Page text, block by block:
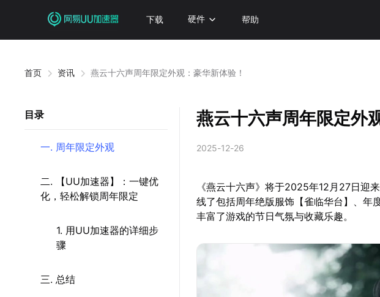
下载 硬件 帮助
首页 资讯 燕云十六声周年限定外观：豪华新体验！
目录
一. 周年限定外观
二. 【UU加速器】：一键优
化，轻松解锁周年限定
1. 用UU加速器的详细步
骤
三. 总结
燕云十六声周年限定外
2025-12-26
《燕云十六声》将于2025年12月27日迎
线了包括周年绝版服饰【雀临华台】、年
丰富了游戏的节日气氛与收藏乐趣。